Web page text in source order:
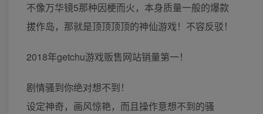
不像万华镜5那种因梗而火，本身质量一般的爆款
拔作岛，那就是顶顶顶顶的神仙游戏！不容反驳！
2018年getchu游戏贩售网站销量第一！
剧情骚到你绝对想不到！
设定神奇，画风惊艳，而且操作意想不到的骚